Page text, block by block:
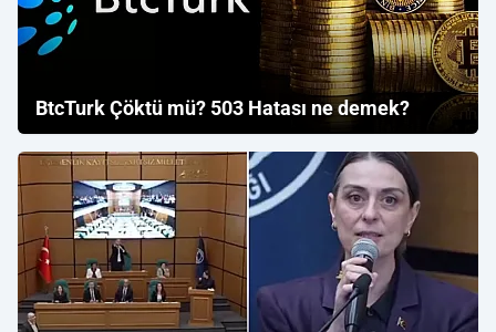
BtcTurk Çöktü mü? 503 Hatası ne demek?